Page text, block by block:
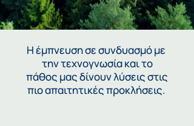
Η έμπνευση σεσυνδυασμόμε
τηντεχνογνωσίακαι το
πάθος μας δίνουν λύσεις στις
πιο απαιτητικές προκλήσεις.